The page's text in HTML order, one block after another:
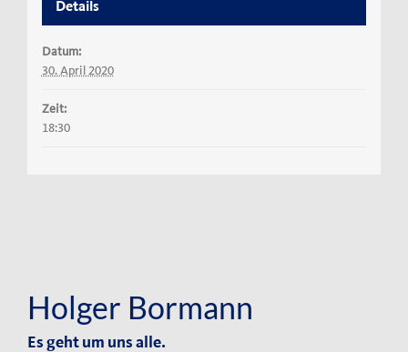
Details
Datum:
30. April 2020
Zeit:
18:30
Holger Bormann
Es geht um uns alle.